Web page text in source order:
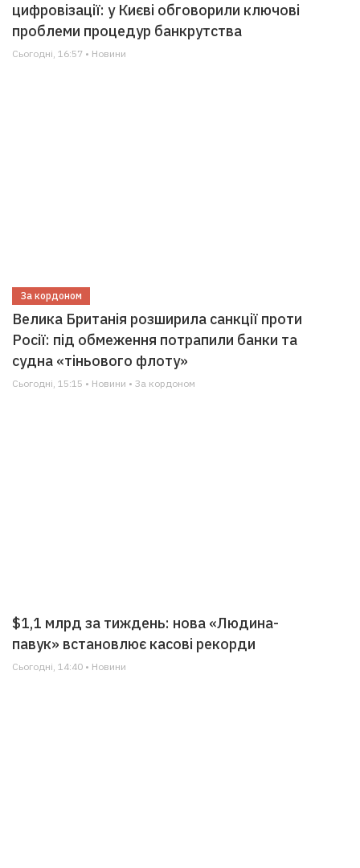
цифровізації: у Києві обговорили ключові
проблеми процедур банкрутства
Сьогодні, 16:57 • Новини
За кордоном
Велика Британія розширила санкції проти
Росії: під обмеження потрапили банки та
судна «тіньового флоту»
Сьогодні, 15:15 • Новини • За кордоном
$1,1 млрд за тиждень: нова «Людина-
павук» встановлює касові рекорди
Сьогодні, 14:40 • Новини